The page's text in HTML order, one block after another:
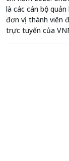
là các cán bộ
đơn vị thành viên
trực tuyến của